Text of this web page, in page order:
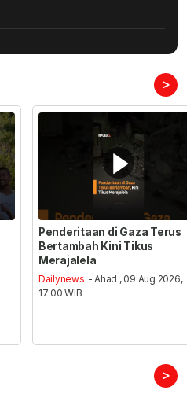
>
Penderitaan di Gaza Terus
Bertambah Kini Tikus
Merajalela
Dailynews - Ahad , 09 Aug 2026,
17:00 WIB
>